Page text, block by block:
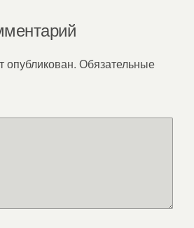
опубликован. Обязательные